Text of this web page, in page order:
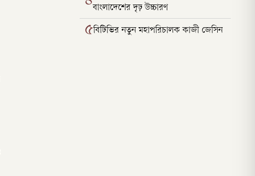
বাংলাদেশের দৃঢ় উচ্চারণ
৫বিটিভির নতুন মহাপরিচালক কাজী জেসিন